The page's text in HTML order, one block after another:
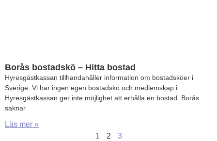
Borås bostadskö – Hitta bostad
Hyresgästkassan tillhandahåller information om bostadsköer i
Sverige. Vi har ingen egen bostadskö och medlemskap i
Hyresgästkassan ger inte möjlighet att erhålla en bostad. Borås
saknar
Läs mer »
1
2 3